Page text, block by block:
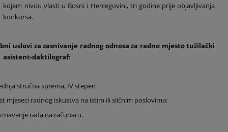
kojem nivou vlasti u Bosni i Hercegovini, tri godine prije objavljivanja
konkursa.
uslovi za zasnivanje radnog odnosa za radno mjesto tužilački
asistent-daktilograf:
stručna sprema, IV stepen
mjeseci radnog iskustva na istim ili sličnim poslovima;
rada na računaru.